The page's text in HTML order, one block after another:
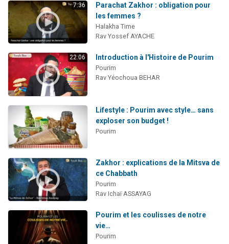
7:36
Parachat Zakhor : obligation pour
les femmes ?
Halakha Time
Rav Yossef AYACHE
22:06 Introduction à l'Histoire de Pourim
Pourim
Rav Yéochoua BEHAR
Lifestyle : Pourim avec style… sans
exploser son budget !
Pourim
Zakhor : explications de la Mitsva de
ce Chabbath
Pourim
Rav Ichaï ASSAYAG
Pourim et les coulisses de notre
vie…
Pourim